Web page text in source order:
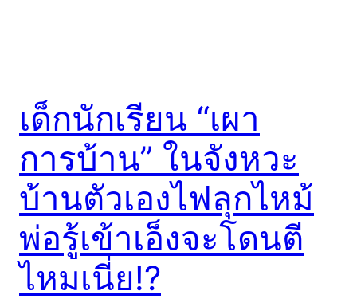
เด็กนักเรียน “เผา
การบ้าน” ในจังหวะ
บ้านตัวเองไฟลุกไหม้
พ่อรู้เข้าเอ็งจะโดนตี
ไหมเนี่ย!?